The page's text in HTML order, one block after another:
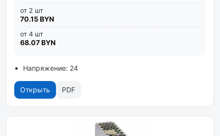
от 2 шт
70.15 BYN
от 4 шт
68.07 BYN
Напряжение: 24
Открыть PDF